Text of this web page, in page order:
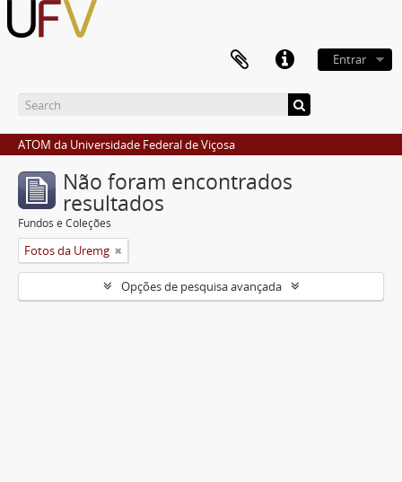
Entrar
ATOM da Universidade Federal de Viçosa
Não foram encontrados
resultados
Fundos e Coleções
Fotos da Uremg
Opções de pesquisa avançada